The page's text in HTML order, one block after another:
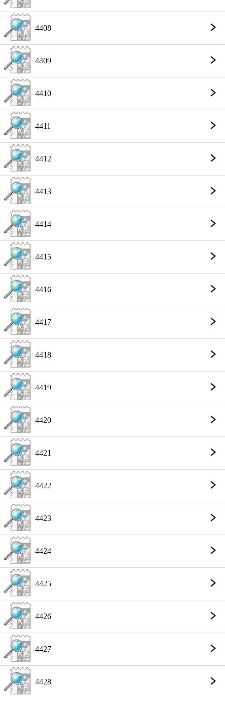
4408
4409
4410
4411
4412
4413
4414
4415
4416
4417
4418
4419
4420
4421
4422
4423
4424
4425
4426
4427
4428